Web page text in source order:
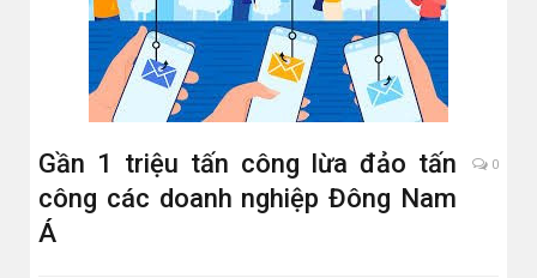
Gần 1 triệu tấn công lừa đảo tấn
công các doanh nghiệp Đông Nam
Á
0